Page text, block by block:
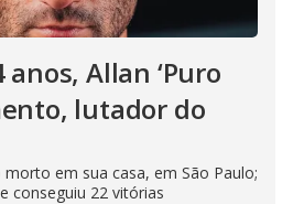
Allan ‘Puro
lutador do
em sua casa, em São Paulo;
conseguiu 22 vitórias